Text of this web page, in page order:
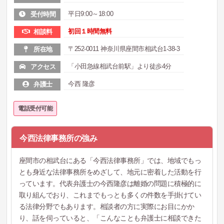
受付時間 平日9:00～18:00
相談料 初回１時間無料
所在地 〒252-0011 神奈川県座間市相武台1-38-3
アクセス 「小田急線相武台前駅」より徒歩4分
弁護士 今西 隆彦
電話受付可能
今西法律事務所の強み
座間市の相武台にある「今西法律事務所」では、地域でもっ
とも身近な法律事務所をめざして、地元に密着した活動を行
っています。代表弁護士の今西隆彦は離婚の問題に積極的に
取り組んでおり、これまでもっとも多くの件数を手掛けてい
る法律分野でもあります。相談者の方に実際にお目にかか
り、話を伺っていると、「こんなことも弁護士に相談できた